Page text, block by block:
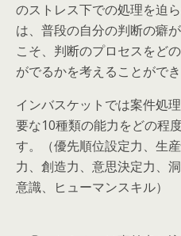
のストレス下での処理を迫
は、普段の自分の判断の癖
こそ、判断のプロセスをど
がでるかを考えることができ
インバスケットでは案件処
要な10種類の能力をどの程
す。（優先順位設定力、生
力、創造力、意思決定力、
意識、ヒューマンスキル）